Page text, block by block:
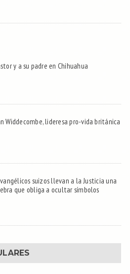
y a su padre en Chihuahua
Widdecombe, lideresa pro-vida británica
suizos llevan a la Justicia una
que obliga a ocultar símbolos